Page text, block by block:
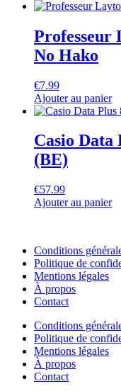
Professeur
No Hako
€7.99
Ajouter au panier
Casio Data
(BE)
€57.99
Ajouter au panier
Conditions
Politique de
Mentions légales
À propos
Contact
Conditions
Politique de
Mentions légales
À propos
Contact